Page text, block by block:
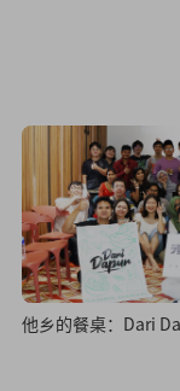
他乡的餐桌：Dari